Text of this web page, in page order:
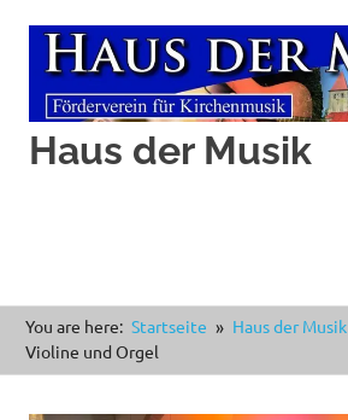
Zum
Inhalt
springen
Haus der Musik
You are here: Startseite Haus der Musik
Violine und Orgel